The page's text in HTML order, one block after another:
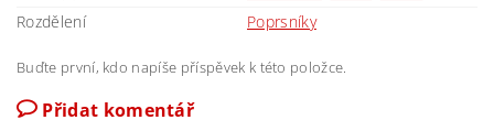
Rozdělení
Poprsníky
Buďte první, kdo napíše příspěvek k této položce.
Přidat komentář